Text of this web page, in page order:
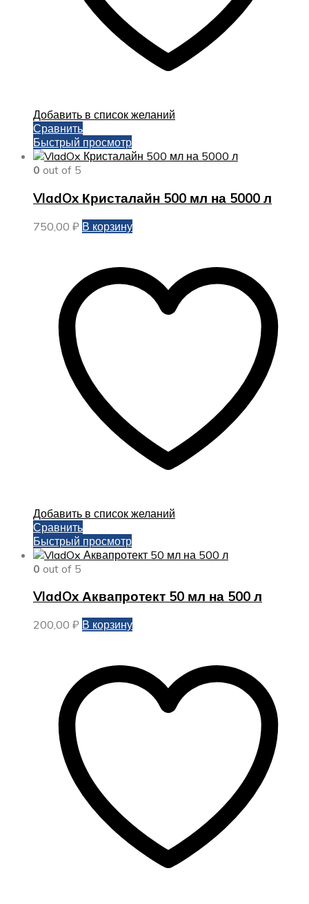
Добавить в список желаний
Сравнить
Быстрый просмотр
0 out of 5
VladOx Кристалайн 500 мл на 5000 л
750,00 ₽ В корзину
Добавить в список желаний
Сравнить
Быстрый просмотр
0 out of 5
VladOx Аквапротект 50 мл на 500 л
200,00 ₽ В корзину